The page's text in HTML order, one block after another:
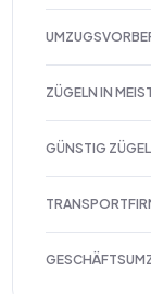
ZÜGELN IN
GÜNSTIG